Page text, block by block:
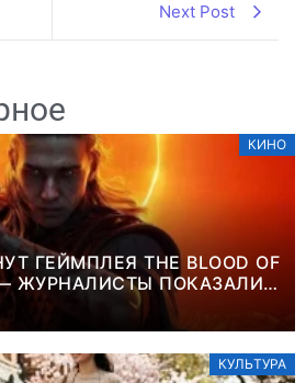
Next Post
КИНО
ГЕЙМПЛЕЯ THE BLOOD OF
— ЖУРНАЛИСТЫ ПОКАЗАЛИ
ОТ ВЕТЕРАНОВ CD
КУЛЬТУРА